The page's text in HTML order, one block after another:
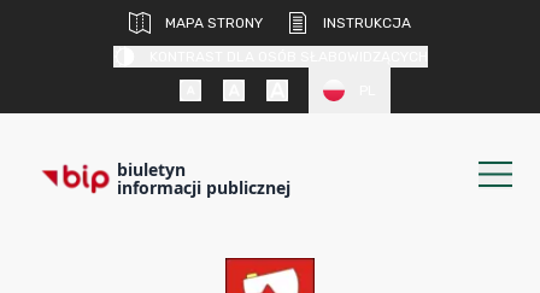
MAPA STRONY
INSTRUKCJA
biuletyn
informacji publicznej